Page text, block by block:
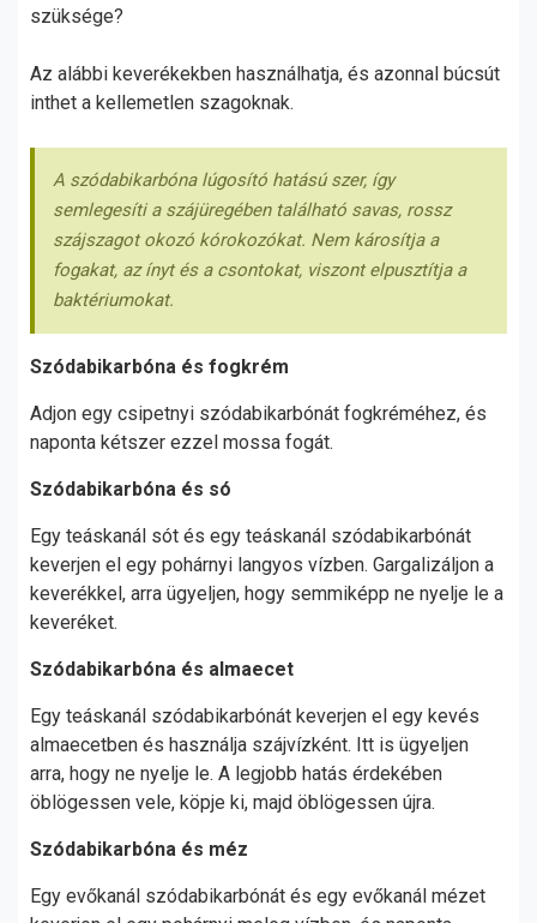
szüksége?
Az alábbi keverékekben használhatja, és azonnal búcsút
inthet a kellemetlen szagoknak.
A szódabikarbóna lúgosító hatású szer, így
semlegesíti a szájüregében található savas, rossz
szájszagot okozó kórokozókat. Nem károsítja a
fogakat, az ínyt és a csontokat, viszont elpusztítja a
baktériumokat.
Szódabikarbóna és fogkrém
Adjon egy csipetnyi szódabikarbónát fogkréméhez, és
naponta kétszer ezzel mossa fogát.
Szódabikarbóna és só
Egy teáskanál sót és egy teáskanál szódabikarbónát
keverjen el egy pohárnyi langyos vízben. Gargalizáljon a
keverékkel, arra ügyeljen, hogy semmiképp ne nyelje le a
keveréket.
Szódabikarbóna és almaecet
Egy teáskanál szódabikarbónát keverjen el egy kevés
almaecetben és használja szájvízként. Itt is ügyeljen
arra, hogy ne nyelje le. A legjobb hatás érdekében
öblögessen vele, köpje ki, majd öblögessen újra.
Szódabikarbóna és méz
Egy evőkanál szódabikarbónát és egy evőkanál mézet